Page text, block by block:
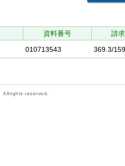
資料番号
請
010713543 369.3/
reserved.